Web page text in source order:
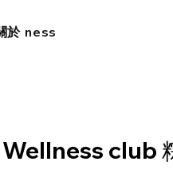
於​ ness
Wellness club